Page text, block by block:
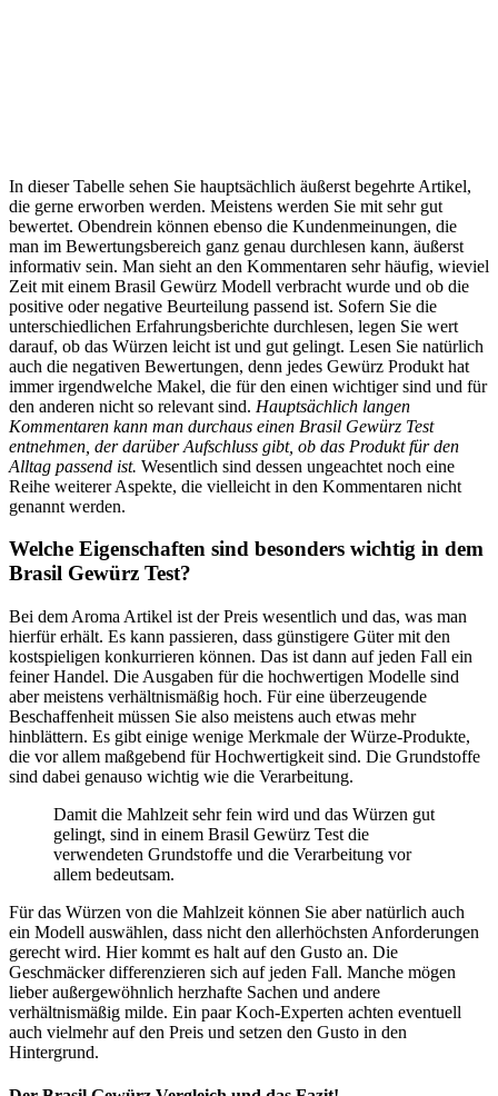
In dieser Tabelle sehen Sie hauptsächlich äußerst begehrte Artikel,
die gerne erworben werden. Meistens werden Sie mit sehr gut
bewertet. Obendrein können ebenso die Kundenmeinungen, die
man im Bewertungsbereich ganz genau durchlesen kann, äußerst
informativ sein. Man sieht an den Kommentaren sehr häufig, wieviel
Zeit mit einem Brasil Gewürz Modell verbracht wurde und ob die
positive oder negative Beurteilung passend ist. Sofern Sie die
unterschiedlichen Erfahrungsberichte durchlesen, legen Sie wert
darauf, ob das Würzen leicht ist und gut gelingt. Lesen Sie natürlich
auch die negativen Bewertungen, denn jedes Gewürz Produkt hat
immer irgendwelche Makel, die für den einen wichtiger sind und für
den anderen nicht so relevant sind. Hauptsächlich langen
Kommentaren kann man durchaus einen Brasil Gewürz Test
entnehmen, der darüber Aufschluss gibt, ob das Produkt für den
Alltag passend ist. Wesentlich sind dessen ungeachtet noch eine
Reihe weiterer Aspekte, die vielleicht in den Kommentaren nicht
genannt werden.
Welche Eigenschaften sind besonders wichtig in dem
Brasil Gewürz Test?
Bei dem Aroma Artikel ist der Preis wesentlich und das, was man
hierfür erhält. Es kann passieren, dass günstigere Güter mit den
kostspieligen konkurrieren können. Das ist dann auf jeden Fall ein
feiner Handel. Die Ausgaben für die hochwertigen Modelle sind
aber meistens verhältnismäßig hoch. Für eine überzeugende
Beschaffenheit müssen Sie also meistens auch etwas mehr
hinblättern. Es gibt einige wenige Merkmale der Würze-Produkte,
die vor allem maßgebend für Hochwertigkeit sind. Die Grundstoffe
sind dabei genauso wichtig wie die Verarbeitung.
Damit die Mahlzeit sehr fein wird und das Würzen gut
gelingt, sind in einem Brasil Gewürz Test die
verwendeten Grundstoffe und die Verarbeitung vor
allem bedeutsam.
Für das Würzen von die Mahlzeit können Sie aber natürlich auch
ein Modell auswählen, dass nicht den allerhöchsten Anforderungen
gerecht wird. Hier kommt es halt auf den Gusto an. Die
Geschmäcker differenzieren sich auf jeden Fall. Manche mögen
lieber außergewöhnlich herzhafte Sachen und andere
verhältnismäßig milde. Ein paar Koch-Experten achten eventuell
auch vielmehr auf den Preis und setzen den Gusto in den
Hintergrund.